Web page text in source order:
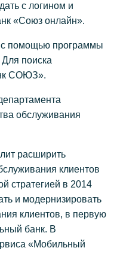
с логином и
«Союз онлайн».
с помощью программы
поиска
СОЮЗ».
обслуживания
расширить
клиентов
стратегией в 2014
и модернизировать
клиентов, в первую
банк. В
«Мобильный